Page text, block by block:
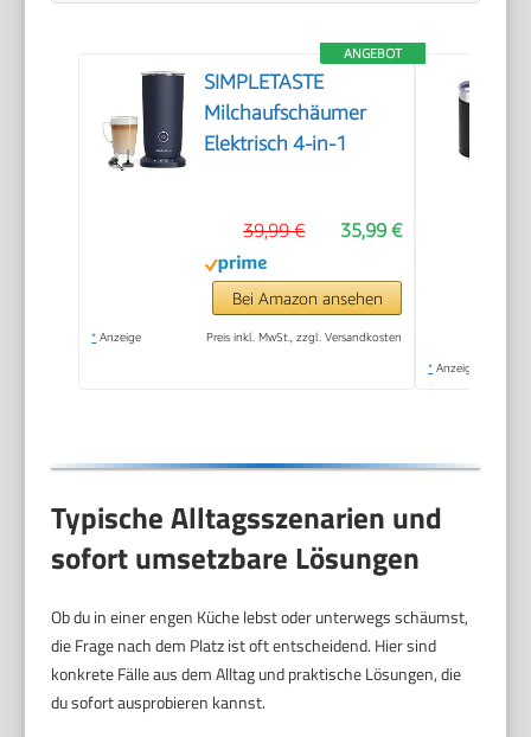
ANGEBOT
SIMPLETASTE
Milchaufschäumer
Elektrisch 4-in-1
35,99 €
39,99 €
Bei Amazon ansehen
* Anzeige Preis inkl. MwSt., zzgl. Versandkosten
* Anzeige
Typische Alltagsszenarien und
sofort umsetzbare Lösungen
Ob du in einer engen Küche lebst oder unterwegs schäumst,
die Frage nach dem Platz ist oft entscheidend. Hier sind
konkrete Fälle aus dem Alltag und praktische Lösungen, die
du sofort ausprobieren kannst.